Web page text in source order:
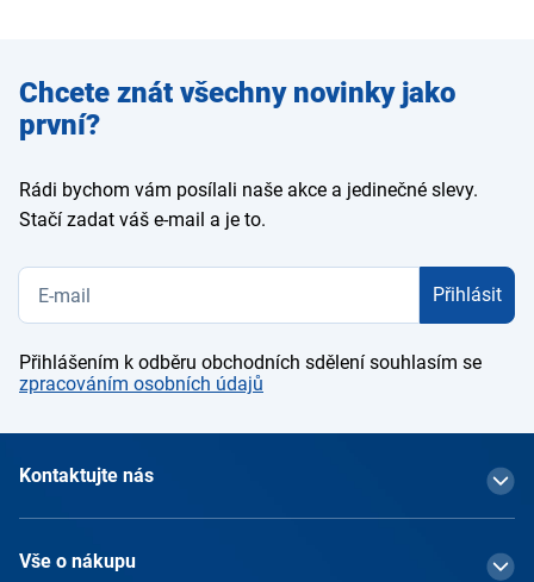
Zadejte
e-mail
Chcete znát všechny novinky jako
první?
Rádi bychom vám posílali naše akce a jedinečné slevy.
Stačí zadat váš e-mail a je to.
Přihlásit
Přihlášením k odběru obchodních sdělení souhlasím se
zpracováním osobních údajů
Kontaktujte nás
Vše o nákupu